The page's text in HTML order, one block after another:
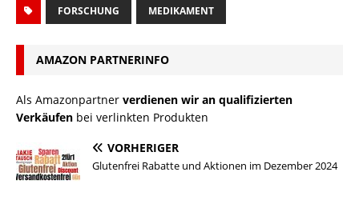
FORSCHUNG MEDIKAMENT
AMAZON PARTNERINFO
Als Amazonpartner verdienen wir an qualifizierten
Verkäufen bei verlinkten Produkten
VORHERIGER
Glutenfrei Rabatte und Aktionen im Dezember 2024